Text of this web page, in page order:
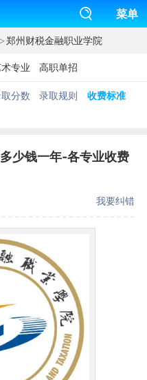
菜单
>郑州财税金融职业学院
专业 高职单招
分数 录取规则
收费标准
少钱一年-各专业收费
我要纠错